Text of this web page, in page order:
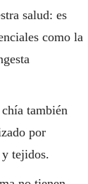
salud: es
como la
también
por
tejidos.